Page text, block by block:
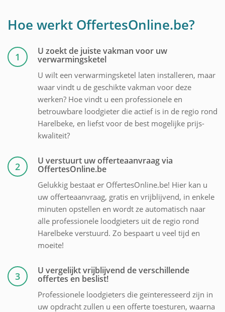
Hoe werkt OffertesOnline.be?
1 U zoekt de juiste vakman voor uw
verwarmingsketel
U wilt een verwarmingsketel laten installeren, maar
waar vindt u de geschikte vakman voor deze
werken? Hoe vindt u een professionele en
betrouwbare loodgieter die actief is in de regio rond
Harelbeke, en liefst voor de best mogelijke prijs-
kwaliteit?
2 U verstuurt uw offerteaanvraag via
OffertesOnline.be
Gelukkig bestaat er OffertesOnline.be! Hier kan u
uw offerteaanvraag, gratis en vrijblijvend, in enkele
minuten opstellen en wordt ze automatisch naar
alle professionele loodgieters uit de regio rond
Harelbeke verstuurd. Zo bespaart u veel tijd en
moeite!
3 U vergelijkt vrijblijvend de verschillende
offertes en beslist!
Professionele loodgieters die geïnteresseerd zijn in
uw opdracht zullen u een offerte toesturen, waarna